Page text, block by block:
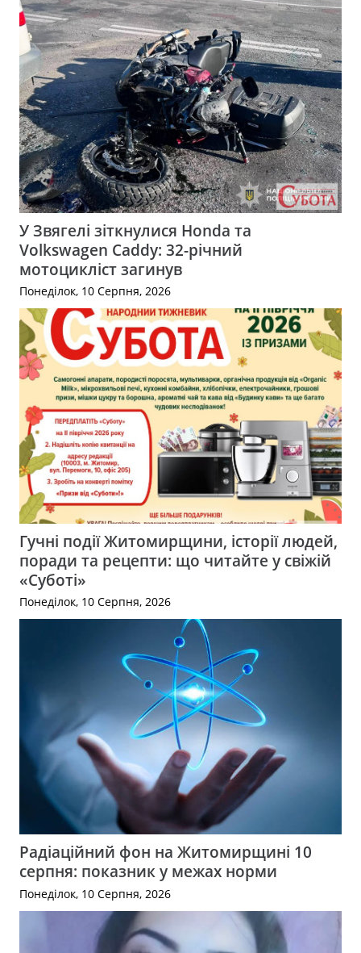
У Звягелі зіткнулися Honda та
Volkswagen Caddy: 32-річний
мотоцикліст загинув
Понеділок, 10 Серпня, 2026
Гучні події Житомирщини, історії людей,
поради та рецепти: що читайте у свіжій
«Суботі»
Понеділок, 10 Серпня, 2026
Радіаційний фон на Житомирщині 10
серпня: показник у межах норми
Понеділок, 10 Серпня, 2026